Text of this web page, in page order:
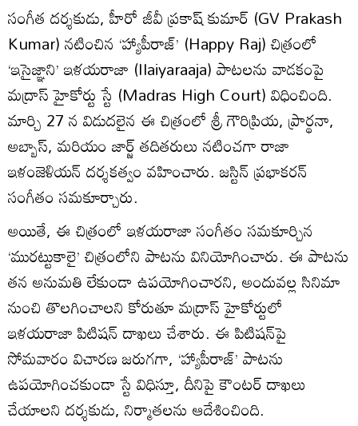
సంగీత దర్శకుడు, హీరో జీవీ ప్రకాష్‌ కుమార్ (GV Prakash
Kumar) నటించిన ‘హ్యాపీరాజ్‌’ (Happy Raj) చిత్రంలో
‘ఇసైజ్ఞాని’ ఇళయరాజా (Ilaiyaraaja) పాటలను వాడకంపై
మద్రాస్‌ హైకోర్టు స్టే (Madras High Court) విధించింది.
మార్చి 27 న విడుదలైన ఈ చిత్రంలో శ్రీ గౌరిప్రియ, ప్రార్థనా,
అబ్బాస్‌, మరియం జార్జ్‌ తదితరులు నటించ‌గా రాజా
ఇళంజెళియన్‌ దర్శకత్వం వహించారు. జస్టిన్‌ ప్రభాకరన్‌
సంగీతం సమకూర్చారు.
అయితే, ఈ చిత్రంలో ఇళయరాజా సంగీతం సమకూర్చిన
‘మురట్టుకాలై’ చిత్రంలోని పాటను వినియోగించారు. ఈ పాటను
తన అనుమతి లేకుండా ఉపయోగించారని, అందువల్ల సినిమా
నుంచి తొలగించాలని కోరుతూ మద్రాస్‌ హైకోర్టులో
ఇళయరాజా పిటిషన్‌ దాఖలు చేశారు. ఈ పిటిషన్‌పై
సోమవారం విచారణ జరుగగా, ‘హ్యాపీరాజ్‌’ పాటను
ఉపయోగించకుండా స్టే విధిస్తూ, దీనిపై కౌంటర్‌ దాఖలు
చేయాలని దర్శకుడు, నిర్మాతలను ఆదేశించింది.